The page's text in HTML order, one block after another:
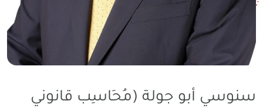
سنوسي أبو جولة (مُحَاسِب قانوني